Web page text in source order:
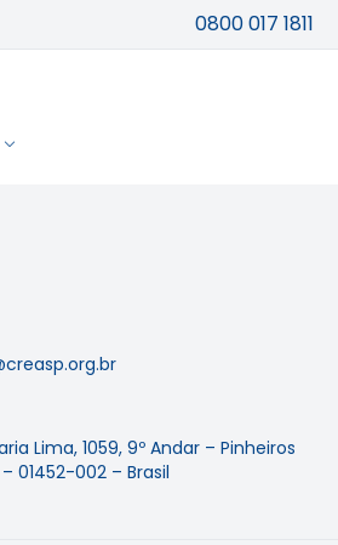
0800 017 1811
Lima, 1059, 9º Andar – Pinheiros
01452-002 – Brasil